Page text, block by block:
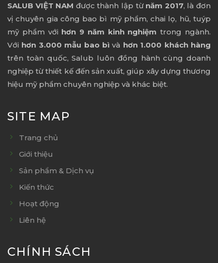
SALUB VIỆT NAM được thành lập từ năm 2017, là đơn
vị chuyên gia công bao bì mỹ phẩm, chai lọ, hũ, tuýp
mỹ phẩm với hơn 9 năm kinh nghiệm trong ngành.
Với hơn 3.000 mẫu bao bì và hơn 1.000 khách hàng
trên toàn quốc, Salub luôn đồng hành cùng doanh
nghiệp từ thiết kế đến sản xuất, giúp xây dựng thương
hiệu mỹ phẩm chuyên nghiệp và khác biệt.
SITE MAP
Trang chủ
Giới thiệu
Sản phẩm & Dịch vụ
Kiến thức
Hoạt động
Liên hệ
CHÍNH SÁCH